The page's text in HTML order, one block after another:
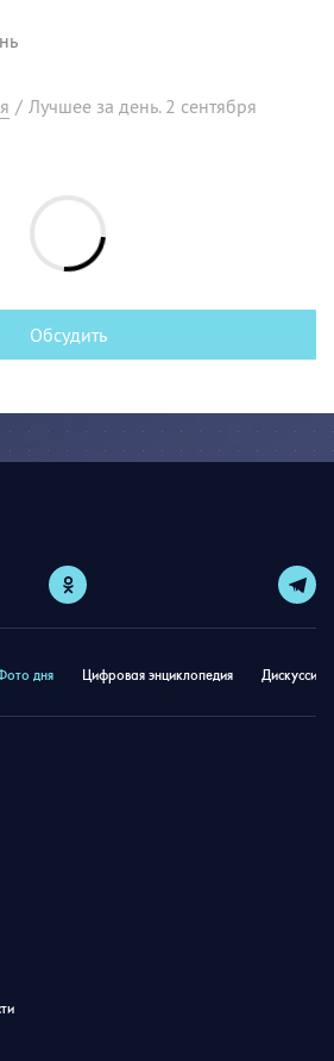
/ Лучшее за день. 2 сентября
Обсудить
дня Цифровая энциклопедия